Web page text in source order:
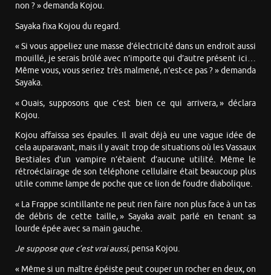
non ? » demanda Kojou.
Sayaka fixa Kojou du regard.
« Si vous appeliez une masse d’électricité dans un endroit aussi
mouillé, je serais brûlé avec n’importe qui d’autre présent ici…
Même vous, vous seriez très malmené, n’est-ce pas ? » demanda
Sayaka.
« Ouais, supposons que c’est bien ce qui arrivera, » déclara
Kojou.
Kojou affaissa ses épaules. Il avait déjà eu une vague idée de
cela auparavant, mais il y avait trop de situations où les Vassaux
Bestiales d’un vampire n’étaient d’aucune utilité. Même le
rétroéclairage de son téléphone cellulaire était beaucoup plus
utile comme lampe de poche que ce lion de foudre diabolique.
« La Frappe scintillante ne peut rien faire non plus face à un tas
de débris de cette taille, » Sayaka avait parlé en tenant sa
lourde épée avec sa main gauche.
Je suppose que c’est vrai aussi, pensa Kojou.
« Même si un maître épéiste peut couper un rocher en deux, on